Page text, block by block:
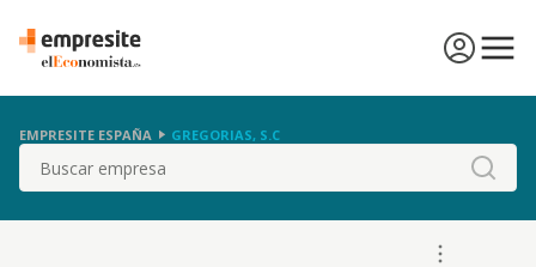
EMPRESITE ESPAÑA GREGORIAS, S.C
Buscar